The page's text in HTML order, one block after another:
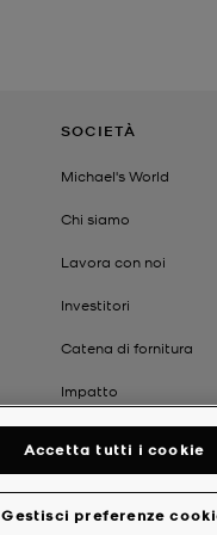
SOCIETÀ
Michael's World
Chi siamo
Lavora con noi
Investitori
Catena di fornitura
Impatto
Gestisci preferenze
Accetta tutti i cookie